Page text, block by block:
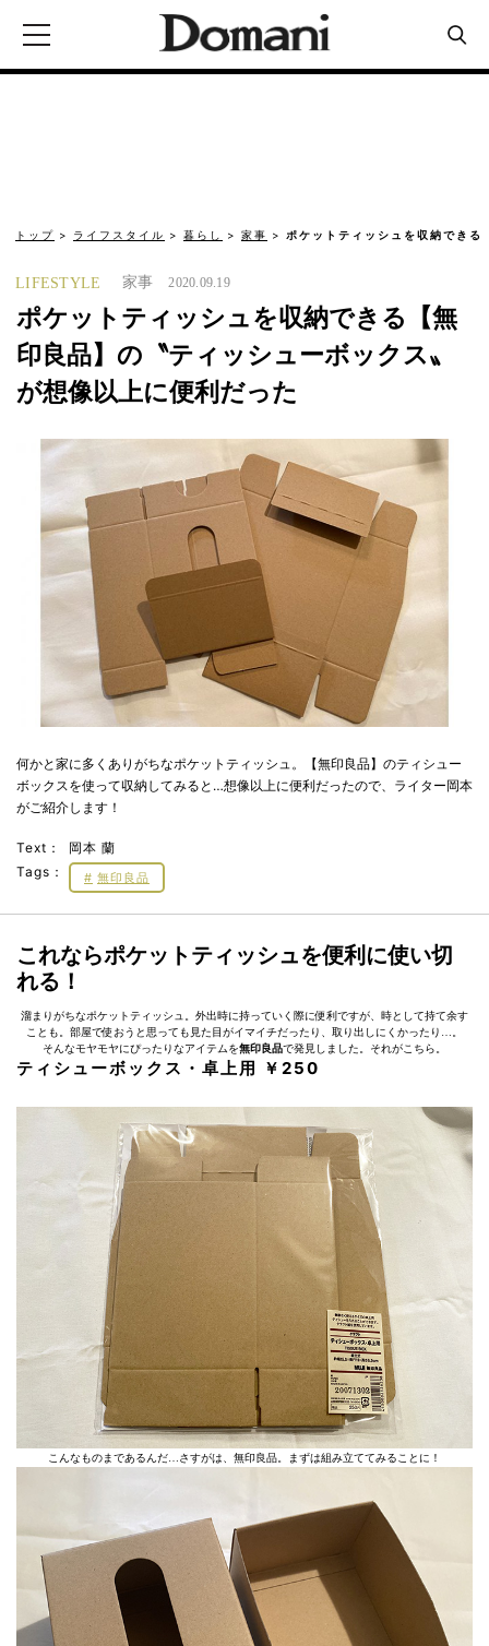
トップ ライフスタイル 暮らし 家事 ポケットティッシュを収納でき
LIFESTYLE 家事 2020.09.19
ポケットティッシュを収納できる【無
印良品】の〝ティッシューボックス〟
が想像以上に便利だった
何かと家に多くありがちなポケットティッシュ。【無印良品】のティシュー
ボックスを使って収納してみると…想像以上に便利だったので、ライター岡本
がご紹介します！
Text：
岡本 蘭
Tags：
無印良品
これならポケットティッシュを便利に使い切
れる！
溜まりがちなポケットティッシュ。外出時に持っていく際に便利ですが、時として持て余す
ことも。部屋で使おうと思っても見た目がイマイチだったり、取り出しにくかったり…。
そんなモヤモヤにぴったりなアイテムを無印良品で発見しました。それがこちら。
ティシューボックス・卓上用 ￥250
こんなものまであるんだ…さすがは、無印良品。まずは組み立ててみることに！